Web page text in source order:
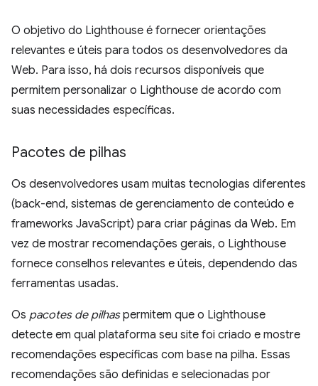
O objetivo do Lighthouse é fornecer orientações
relevantes e úteis para todos os desenvolvedores da
Web. Para isso, há dois recursos disponíveis que
permitem personalizar o Lighthouse de acordo com
suas necessidades específicas.
Pacotes de pilhas
Os desenvolvedores usam muitas tecnologias diferentes
(back-end, sistemas de gerenciamento de conteúdo e
frameworks JavaScript) para criar páginas da Web. Em
vez de mostrar recomendações gerais, o Lighthouse
fornece conselhos relevantes e úteis, dependendo das
ferramentas usadas.
Os pacotes de pilhaspermitem que o Lighthouse
detecte em qual plataforma seu site foi criado e mostre
recomendações específicas com base na pilha. Essas
recomendações são definidas e selecionadas por